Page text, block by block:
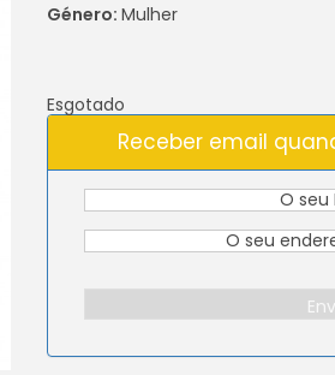
Género: Mulher
Esgotado
Receber email